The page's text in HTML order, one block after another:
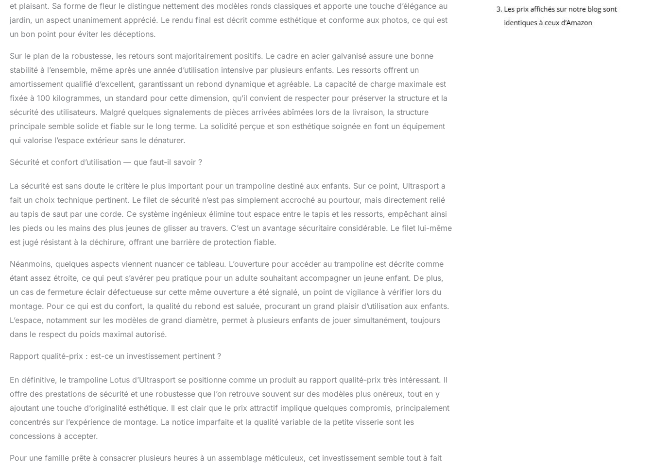
et plaisant. Sa forme de fleur le distingue nettement des modèles ronds classiques et apporte une touche d’élégance au
jardin, un aspect unanimement apprécié. Le rendu final est décrit comme esthétique et conforme aux photos, ce qui est
un bon point pour éviter les déceptions.
Sur le plan de la robustesse, les retours sont majoritairement positifs. Le cadre en acier galvanisé assure une bonne
stabilité à l’ensemble, même après une année d’utilisation intensive par plusieurs enfants. Les ressorts offrent un
amortissement qualifié d’excellent, garantissant un rebond dynamique et agréable. La capacité de charge maximale est
fixée à 100 kilogrammes, un standard pour cette dimension, qu’il convient de respecter pour préserver la structure et la
sécurité des utilisateurs. Malgré quelques signalements de pièces arrivées abîmées lors de la livraison, la structure
principale semble solide et fiable sur le long terme. La solidité perçue et son esthétique soignée en font un équipement
qui valorise l’espace extérieur sans le dénaturer.
Sécurité et confort d’utilisation — que faut-il savoir ?
La sécurité est sans doute le critère le plus important pour un trampoline destiné aux enfants. Sur ce point, Ultrasport a
fait un choix technique pertinent. Le filet de sécurité n’est pas simplement accroché au pourtour, mais directement relié
au tapis de saut par une corde. Ce système ingénieux élimine tout espace entre le tapis et les ressorts, empêchant ainsi
les pieds ou les mains des plus jeunes de glisser au travers. C’est un avantage sécuritaire considérable. Le filet lui-même
est jugé résistant à la déchirure, offrant une barrière de protection fiable.
Néanmoins, quelques aspects viennent nuancer ce tableau. L’ouverture pour accéder au trampoline est décrite comme
étant assez étroite, ce qui peut s’avérer peu pratique pour un adulte souhaitant accompagner un jeune enfant. De plus,
un cas de fermeture éclair défectueuse sur cette même ouverture a été signalé, un point de vigilance à vérifier lors du
montage. Pour ce qui est du confort, la qualité du rebond est saluée, procurant un grand plaisir d’utilisation aux enfants.
L’espace, notamment sur les modèles de grand diamètre, permet à plusieurs enfants de jouer simultanément, toujours
dans le respect du poids maximal autorisé.
Rapport qualité-prix : est-ce un investissement pertinent ?
En définitive, le trampoline Lotus d’Ultrasport se positionne comme un produit au rapport qualité-prix très intéressant. Il
offre des prestations de sécurité et une robustesse que l’on retrouve souvent sur des modèles plus onéreux, tout en y
ajoutant une touche d’originalité esthétique. Il est clair que le prix attractif implique quelques compromis, principalement
concentrés sur l’expérience de montage. La notice imparfaite et la qualité variable de la petite visserie sont les
concessions à accepter.
Pour une famille prête à consacrer plusieurs heures à un assemblage méticuleux, cet investissement semble tout à fait